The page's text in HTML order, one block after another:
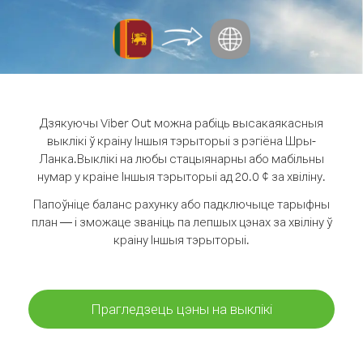
Дзякуючы Viber Out можна рабіць высакаякасныя
выклікі ў краіну Іншыя тэрыторыі з рэгіёна Шры-
Ланка.Выклікі на любы стацыянарны або мабільны
нумар у краіне Іншыя тэрыторыі ад 20.0 ¢ за хвіліну.
Папоўніце баланс рахунку або падключыце тарыфны
план — і зможаце званіць па лепшых цэнах за хвіліну ў
краіну Іншыя тэрыторыі.
Прагледзець цэны на выклікі